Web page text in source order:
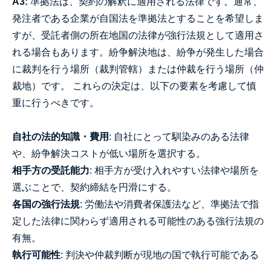
発注者である企業が自国法を準拠法とすることを希望しま
すが、受託者側の所在地国の法律が強行法規として適用さ
れる場合もあります。紛争解決地は、紛争が発生した場合
に裁判を行う場所（裁判管轄）または仲裁を行う場所（仲
裁地）です。 これらの決定は、以下の要素を考慮して慎
重に行うべきです。
自社の法的知識・費用 : 自社にとって馴染みのある法律
や、紛争解決コストが低い場所を選択する。
相手方の受託能力: 相手方が受け入れやすい法律や場所を
選ぶことで、契約締結を円滑にする。
各国の強行法規: 労働法や消費者保護法など、準拠法で指
定した法律に関わらず適用される可能性のある強行法規の
有無。
執行可能性: 判決や仲裁判断が現地の国で執行可能である